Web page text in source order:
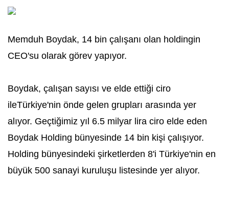
Memduh Boydak, 14 bin çalışanı olan holdingin
CEO'su olarak görev yapıyor.
Boydak, çalışan sayısı ve elde ettiği ciro
ileTürkiye'nin önde gelen grupları arasında yer
alıyor. Geçtiğimiz yıl 6.5 milyar lira ciro elde eden
Boydak Holding bünyesinde 14 bin kişi çalışıyor.
Holding bünyesindeki şirketlerden 8'i Türkiye'nin en
büyük 500 sanayi kuruluşu listesinde yer alıyor.